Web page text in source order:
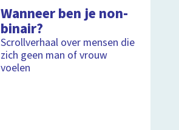
Wanneer ben je non-
binair?
Scrollverhaal over mensen die
zich geen man of vrouw
voelen